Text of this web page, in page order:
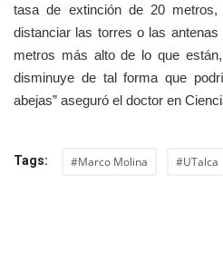
tasa de extinción de 20
distanciar las torres o las
metros más alto de lo que
disminuye de tal forma que
abejas” aseguró el doctor en
Tags: #Marco Molina #UTalca